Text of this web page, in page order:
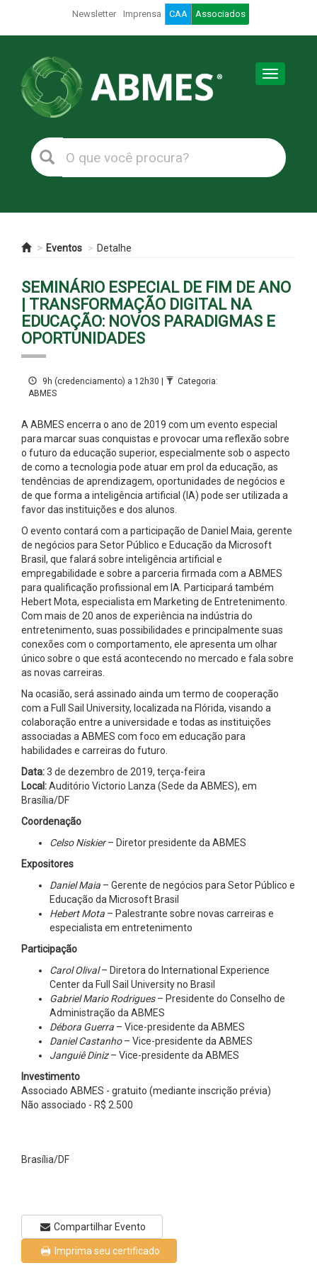
Newsletter Imprensa CAA Associados
Toggle
Eventos Detalhe
SEMINÁRIO ESPECIAL DE FIM DE ANO
| TRANSFORMAÇÃO DIGITAL NA
EDUCAÇÃO: NOVOS PARADIGMAS E
OPORTUNIDADES
9h (credenciamento) a 12h30 |
Categoria:
ABMES
A ABMES encerra o ano de 2019 com um evento especial
para marcar suas conquistas e provocar uma reflexão sobre
o futuro da educação superior, especialmente sob o aspecto
de como a tecnologia pode atuar em prol da educação, as
tendências de aprendizagem, oportunidades de negócios e
de que forma a inteligência artificial (IA) pode ser utilizada a
favor das instituições e dos alunos.
O evento contará com a participação de Daniel Maia, gerente
de negócios para Setor Público e Educação da Microsoft
Brasil, que falará sobre inteligência artificial e
empregabilidade e sobre a parceria firmada com a ABMES
para qualificação profissional em IA. Participará também
Hebert Mota, especialista em Marketing de Entretenimento.
Com mais de 20 anos de experiência na indústria do
entretenimento, suas possibilidades e principalmente suas
conexões com o comportamento, ele apresenta um olhar
único sobre o que está acontecendo no mercado e fala sobre
as novas carreiras.
Na ocasião, será assinado ainda um termo de cooperação
com a Full Sail University, localizada na Flórida, visando a
colaboração entre a universidade e todas as instituições
associadas a ABMES com foco em educação para
habilidades e carreiras do futuro.
Data:3 de dezembro de 2019, terça-feira
Local:Auditório Victorio Lanza (Sede da ABMES), em
Brasília/DF
Coordenação
Celso Niskier– Diretor presidente da ABMES
Expositores
Daniel Maia – Gerente de negócios para Setor Público e
Educação da Microsoft Brasil
Hebert Mota – Palestrante sobre novas carreiras e
especialista em entretenimento
Participação
Carol Olival– Diretora do International Experience
Center da Full Sail University no Brasil
Gabriel Mario Rodrigues– Presidente do Conselho de
Administração da ABMES
Débora Guerra – Vice-presidente da ABMES
Daniel Castanho– Vice-presidente da ABMES
Janguiê Diniz– Vice-presidente da ABMES
Investimento
Associado ABMES - gratuito (mediante inscrição prévia)
Não associado - R$ 2.500
Brasília/DF
Compartilhar Evento
Imprima seu certificado